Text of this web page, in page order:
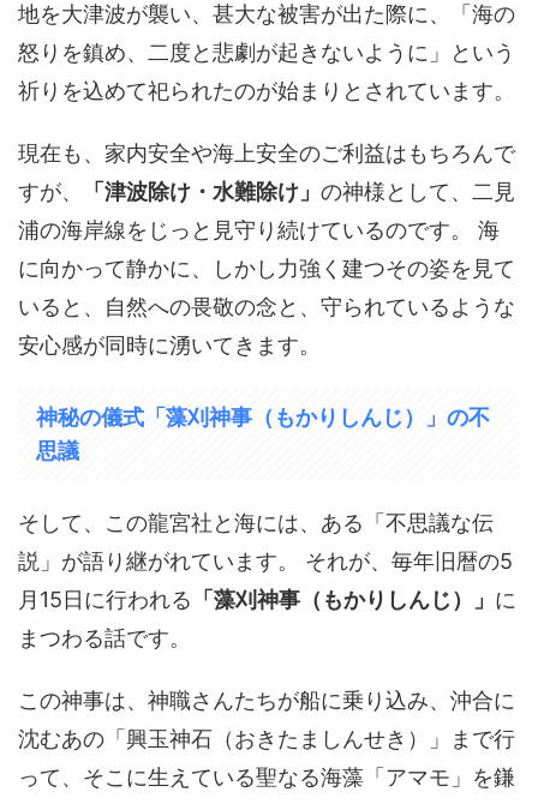
地を大津波が襲い、甚大な被害が出た際に、「海の
怒りを鎮め、二度と悲劇が起きないように」という
祈りを込めて祀られたのが始まりとされています。
現在も、家内安全や海上安全のご利益はもちろんで
すが、
「津波除け・水難除け」 の神様として、二見
浦の海岸線をじっと見守り続けているのです。 海
に向かって静かに、しかし力強く建つその姿を見て
いると、自然への畏敬の念と、守られているような
安心感が同時に湧いてきます。
神秘の儀式「藻刈神事（もかりしんじ）」の不
思議
そして、この龍宮社と海には、ある「不思議な伝
説」が語り継がれています。 それが、毎年旧暦の5
月15日に行われる 「藻刈神事（もかりしんじ）」 に
まつわる話です。
この神事は、神職さんたちが船に乗り込み、沖合に
沈むあの「興玉神石（おきたましんせき）」まで行
って、そこに生えている聖なる海藻「アマモ」を鎌